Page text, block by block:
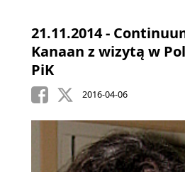
21.11.2014 -
Kanaan z wizytą w
PiK
2016-04-06